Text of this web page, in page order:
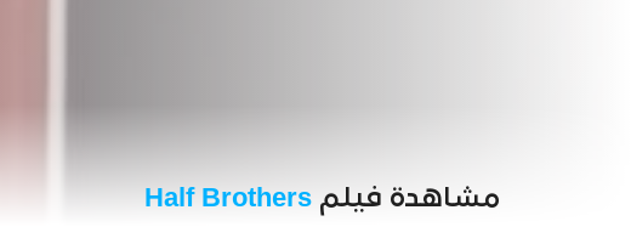
مشاهدة فيلم Half Brothers